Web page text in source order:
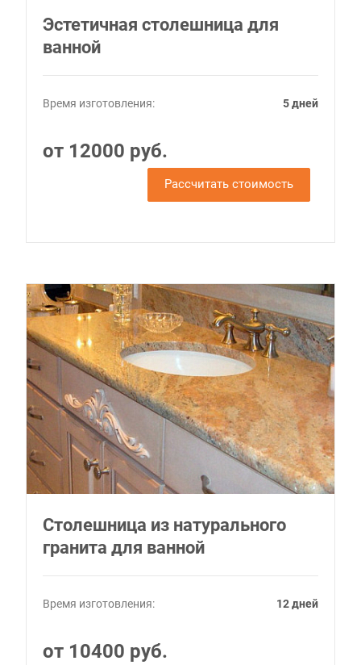
Эстетичная столешница для
ванной
Время изготовления: 5 дней
от 12000 руб.
Рассчитать стоимость
Столешница из натурального
гранита для ванной
Время изготовления: 12 дней
от 10400 руб.